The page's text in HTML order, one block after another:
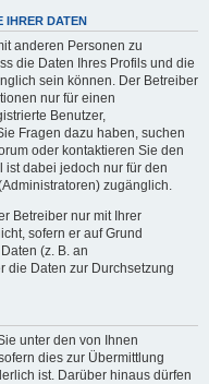
IHRER DATEN
anderen Personen zu
die Daten Ihres Profils und die
sein können. Der Betreiber
nur für einen
Benutzer,
Fragen dazu haben, suchen
oder kontaktieren Sie den
ist dabei jedoch nur für den
zugänglich.
Betreiber nur mit Ihrer
sofern er auf Grund
(z. B. an
die Daten zur Durchsetzung
unter den von Ihnen
dies zur Übermittlung
ist. Darüber hinaus dürfen